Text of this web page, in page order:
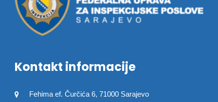
Kontakt informacije
Fehima ef. Čurčića 6, 71000 Sarajevo